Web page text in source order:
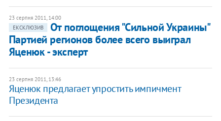
23 серпня 2011, 14:00
ЕКСКЛЮЗИВ
От поглощения "Сильной Украины"
Партией регионов более всего выиграл
Яценюк - эксперт
23 серпня 2011, 13:46
Яценюк предлагает упростить импичмент
Президента